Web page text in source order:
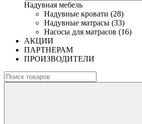
Надувная мебель
Надувные кровати (28)
Надувные матрасы (33)
Насосы для матрасов (16)
АКЦИИ
ПАРТНЕРАМ
ПРОИЗВОДИТЕЛИ